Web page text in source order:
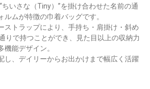
ちいさな（Tiny）”を掛け合わせた名前の通
ルムが特徴の巾着バッグです。
ストラップにより、手持ち・肩掛け・斜め
りで持つことができ、見た目以上の収納力
機能デザイン。
し、デイリーからお出かけまで幅広く活躍